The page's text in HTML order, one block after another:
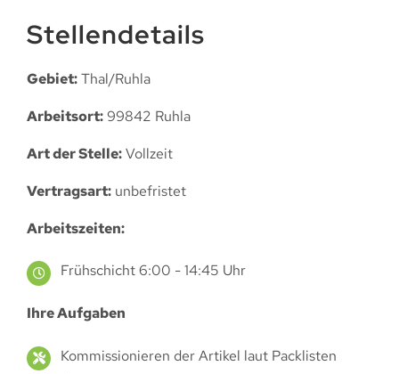
Stellendetails
Gebiet:Thal/Ruhla
Arbeitsort:99842 Ruhla
Art der Stelle:Vollzeit
Vertragsart: unbefristet
Arbeitszeiten:
Frühschicht 6:00 - 14:45 Uhr
Ihre Aufgaben
Kommissionieren der Artikel laut Packlisten